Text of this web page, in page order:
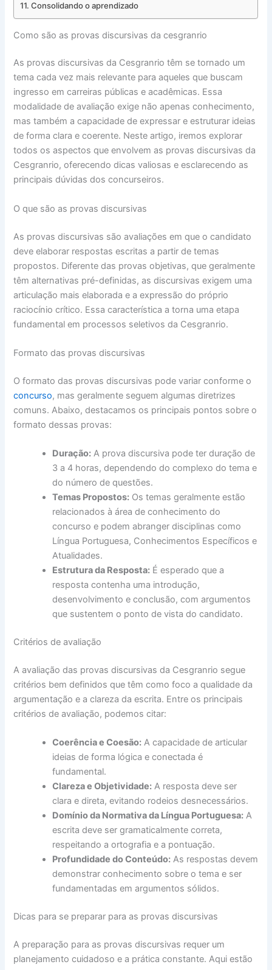
Consolidando o aprendizado
Como são as provas discursivas da cesgranrio
As provas discursivas da Cesgranrio têm se tornado um
tema cada vez mais relevante para aqueles que buscam
ingresso em carreiras públicas e acadêmicas. Essa
modalidade de avaliação exige não apenas conhecimento,
mas também a capacidade de expressar e estruturar ideias
de forma clara e coerente. Neste artigo, iremos explorar
todos os aspectos que envolvem as provas discursivas da
Cesgranrio, oferecendo dicas valiosas e esclarecendo as
principais dúvidas dos concurseiros.
O que são as provas discursivas
As provas discursivas são avaliações em que o candidato
deve elaborar respostas escritas a partir de temas
propostos. Diferente das provas objetivas, que geralmente
têm alternativas pré-definidas, as discursivas exigem uma
articulação mais elaborada e a expressão do próprio
raciocínio crítico. Essa característica a torna uma etapa
fundamental em processos seletivos da Cesgranrio.
Formato das provas discursivas
O formato das provas discursivas pode variar conforme o
concurso, mas geralmente seguem algumas diretrizes
comuns. Abaixo, destacamos os principais pontos sobre o
formato dessas provas:
Duração: A prova discursiva pode ter duração de
3 a 4 horas, dependendo do complexo do tema e
do número de questões.
Temas Propostos: Os temas geralmente estão
relacionados à área de conhecimento do
concurso e podem abranger disciplinas como
Língua Portuguesa, Conhecimentos Específicos e
Atualidades.
Estrutura da Resposta: É esperado que a
resposta contenha uma introdução,
desenvolvimento e conclusão, com argumentos
que sustentem o ponto de vista do candidato.
Critérios de avaliação
A avaliação das provas discursivas da Cesgranrio segue
critérios bem definidos que têm como foco a qualidade da
argumentação e a clareza da escrita. Entre os principais
critérios de avaliação, podemos citar:
Coerência e Coesão: A capacidade de articular
ideias de forma lógica e conectada é
fundamental.
Clareza e Objetividade: A resposta deve ser
clara e direta, evitando rodeios desnecessários.
Domínio da Normativa da Língua Portuguesa: A
escrita deve ser gramaticalmente correta,
respeitando a ortografia e a pontuação.
Profundidade do Conteúdo: As respostas devem
demonstrar conhecimento sobre o tema e ser
fundamentadas em argumentos sólidos.
Dicas para se preparar para as provas discursivas
A preparação para as provas discursivas requer um
planejamento cuidadoso e a prática constante. Aqui estão